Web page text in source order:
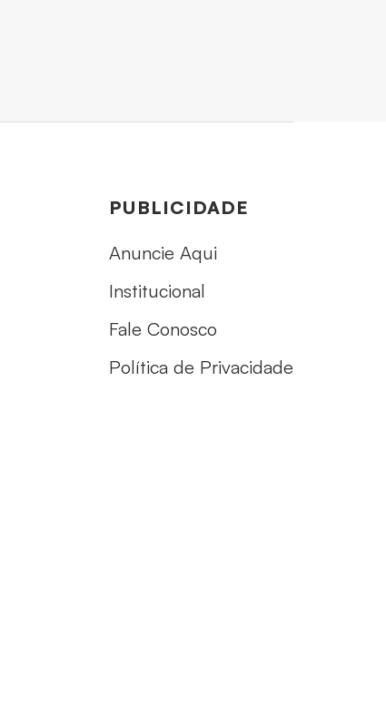
PUBLICIDADE
Anuncie Aqui
Institucional
Fale Conosco
Política de Privacidade